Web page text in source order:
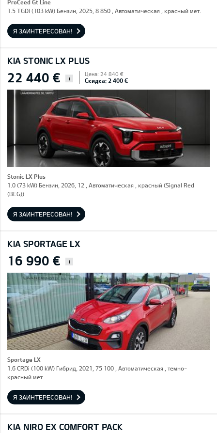
ProCeed Gt Line
1.5 TGDi (103 kW) Бензин, 2025, 8 850 , Автоматическая , красный мет.
Я ЗАИНТЕРЕСОВАН!
KIA STONIC LX PLUS
22 440 € i
Цена: 24 840 €
Скидка: 2 400 €
Stonic LX Plus
1.0 (73 kW) Бензин, 2026, 12 , Автоматическая , красный (Signal Red
(BEG))
Я ЗАИНТЕРЕСОВАН!
KIA SPORTAGE LX
16 990 € i
Sportage LX
1.6 CRDi (100 kW) Гибрид, 2021, 75 100 , Автоматическая , темно-
красный мет.
Я ЗАИНТЕРЕСОВАН!
KIA NIRO EX COMFORT PACK